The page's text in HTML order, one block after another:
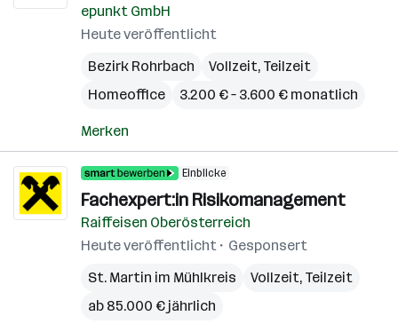
epunkt GmbH
Heute veröffentlicht
Bezirk Rohrbach
Vollzeit, Teilzeit
Homeoffice
3.200 € – 3.600 € monatlich
Merken
Einblicke
Fachexpert:in Risikomanagement
Raiffeisen Oberösterreich
Heute veröffentlicht
Gesponsert
St. Martin im Mühlkreis
Vollzeit, Teilzeit
ab 85.000 € jährlich